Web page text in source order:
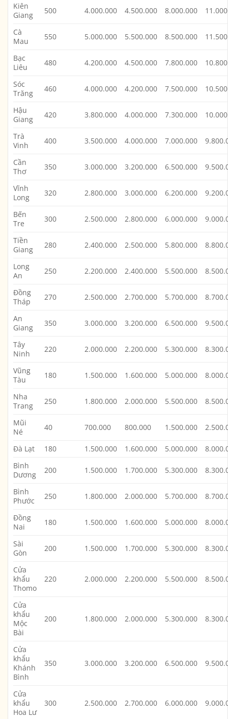
Kiên
Giang
500 4.000.000 4.500.000 8.000.000
Cà
Mau
550 5.000.000 5.500.000 8.500.000
Bạc
Liêu
480 4.200.000 4.500.000 7.800.000
Sóc
Trăng
460 4.000.000 4.200.000 7.500.000
Hậu
Giang
420 3.800.000 4.000.000 7.300.000
Trà
Vinh
400 3.500.000 4.000.000 7.000.000
Cần
Thơ
350 3.000.000 3.200.000 6.500.000
Vĩnh
Long
320 2.800.000 3.000.000 6.200.000
Bến
Tre
300 2.500.000 2.800.000 6.000.000
Tiền
Giang
280 2.400.000 2.500.000 5.800.000
Long
An
250 2.200.000 2.400.000 5.500.000
Đồng
Tháp
270 2.500.000 2.700.000 5.700.000
An
Giang
350 3.000.000 3.200.000 6.500.000
Tây
Ninh
220 2.000.000 2.200.000 5.300.000
Vũng
Tàu
180 1.500.000 1.600.000 5.000.000
Nha
Trang
250 1.800.000 2.000.000 5.500.000
Mũi
Né
40 700.000 800.000 1.500.000
Đà Lạt 180 1.500.000 1.600.000 5.000.000
Bình
Dương
200 1.500.000 1.700.000 5.300.000
Bình
Phước
250 1.800.000 2.000.000 5.700.000
Đồng
Nai
180 1.500.000 1.600.000 5.000.000
Sài
Gòn
200 1.500.000 1.700.000 5.300.000
Cửa
khẩu
Thomo
220 2.000.000 2.200.000 5.500.000
Cửa
khẩu
Mộc
Bài
200 1.800.000 2.000.000 5.300.000
Cửa
khẩu
Khánh
Bình
350 3.000.000 3.200.000 6.500.000
Cửa
khẩu
Hoa Lư
300 2.500.000 2.700.000 6.000.000